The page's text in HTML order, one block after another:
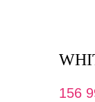
156